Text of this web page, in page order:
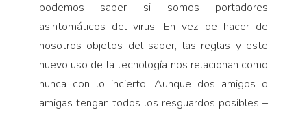
podemos saber si somos portadores
asintomáticos del virus. En vez de hacer de
nosotros objetos del saber, las reglas y este
nuevo uso de la tecnología nos relacionan como
nunca con lo incierto. Aunque dos amigos o
amigas tengan todos los resguardos posibles –